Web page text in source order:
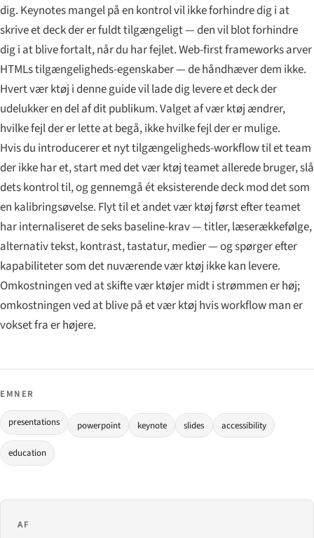
dig. Keynotes mangel på en kontrol vil ikke forhindre dig i at
skrive et deck der er fuldt tilgængeligt — den vil blot forhindre
dig i at blive fortalt, når du har fejlet. Web-first frameworks arver
HTMLs tilgængeligheds-egenskaber — de håndhæver dem ikke.
Hvert vær ktøj i denne guide vil lade dig levere et deck der
udelukker en del af dit publikum. Valget af vær ktøj ændrer,
hvilke fejl der er lette at begå, ikke hvilke fejl der er mulige.
Hvis du introducerer et nyt tilgængeligheds-workflow til et team
der ikke har et, start med det vær ktøj teamet allerede bruger, slå
dets kontrol til, og gennemgå ét eksisterende deck mod det som
en kalibringsøvelse. Flyt til et andet vær ktøj først efter teamet
har internaliseret de seks baseline-krav — titler, læserækkefølge,
alternativ tekst, kontrast, tastatur, medier — og spørger efter
kapabiliteter som det nuværende vær ktøj ikke kan levere.
Omkostningen ved at skifte vær ktøjer midt i strømmen er høj;
omkostningen ved at blive på et vær ktøj hvis workflow man er
vokset fra er højere.
EMNER
presentations powerpoint keynote slides accessibility
education
AF